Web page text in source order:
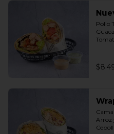
Pollo
Arroz